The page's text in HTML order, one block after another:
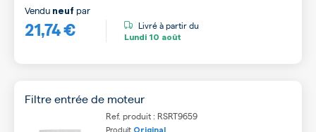
21,74 €
Vendu neuf par
Livré à partir du
Lundi 10 août
Filtre entrée de moteur
Ref. produit : RSRT9659
Produit Original